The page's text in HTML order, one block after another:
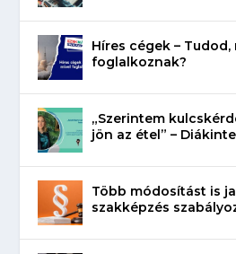
Híres cégek – Tudod,
foglalkoznak?
„Szerintem
jön az étel” –
Több módosítást is
szakképzés